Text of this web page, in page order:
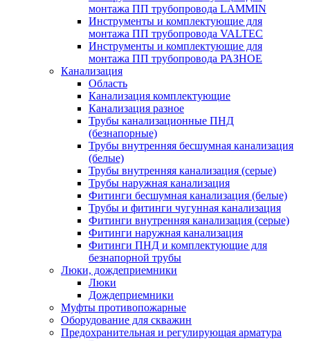
монтажа ПП трубопровода LAMMIN
Инструменты и комплектующие для
монтажа ПП трубопровода VALTEC
Инструменты и комплектующие для
монтажа ПП трубопровода РАЗНОЕ
Канализация
Область
Канализация комплектующие
Канализация разное
Трубы канализационные ПНД
(безнапорные)
Трубы внутренняя бесшумная канализация
(белые)
Трубы внутренняя канализация (серые)
Трубы наружная канализация
Фитинги бесшумная канализация (белые)
Трубы и фитинги чугунная канализация
Фитинги внутренняя канализация (серые)
Фитинги наружная канализация
Фитинги ПНД и комплектующие для
безнапорной трубы
Люки, дождеприемники
Люки
Дождеприемники
Муфты противопожарные
Оборудование для скважин
Предохранительная и регулирующая арматура